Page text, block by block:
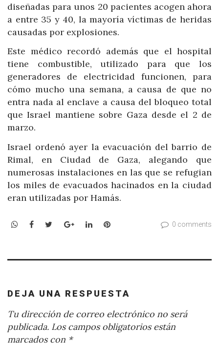
diseñadas para unos 20 pacientes acogen ahora
a entre 35 y 40, la mayoría víctimas de heridas
causadas por explosiones.
Este médico recordó además que el hospital
tiene combustible, utilizado para que los
generadores de electricidad funcionen, para
cómo mucho una semana, a causa de que no
entra nada al enclave a causa del bloqueo total
que Israel mantiene sobre Gaza desde el 2 de
marzo.
Israel ordenó ayer la evacuación del barrio de
Rimal, en Ciudad de Gaza, alegando que
numerosas instalaciones en las que se refugian
los miles de evacuados hacinados en la ciudad
eran utilizadas por Hamás.
WhatsApp
Facebook
TwitterGoogle+LinkedInPinterest 0 comments
DEJA UNA RESPUESTA
Tu dirección de correo electrónico no será
publicada. Los campos obligatorios están
marcados con *